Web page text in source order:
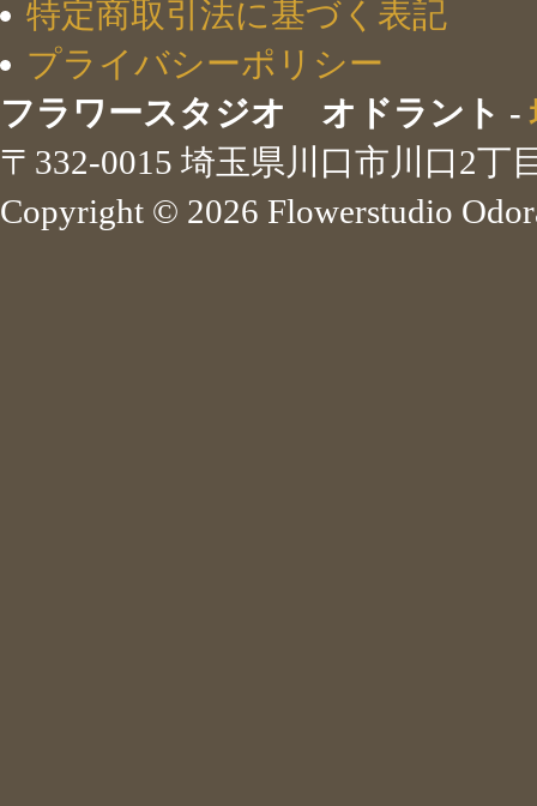
特定商取引法に基づく表記
プライバシーポリシー
フラワースタジオ オドラント -
〒332-0015 埼玉県川口市川口2
Copyright © 2026 Flowerstudio